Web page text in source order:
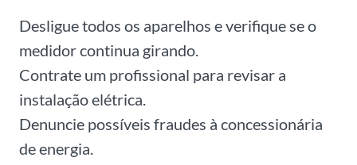
Desligue todos os aparelhos e verifique se o
medidor continua girando.
Contrate um profissional para revisar a
instalação elétrica.
Denuncie possíveis fraudes à concessionária
de energia.